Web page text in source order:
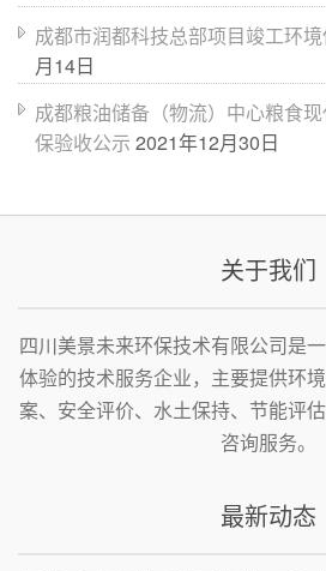
成都市润都科技总部项目竣工环
月14日
成都粮油储备（物流）中心粮食
保验收公示 2021年12月30日
关于我们
四川美景未来环保技术有限公司是
体验的技术服务企业，主要提供环
案、安全评价、水土保持、节能评
咨询服务。
最新动态